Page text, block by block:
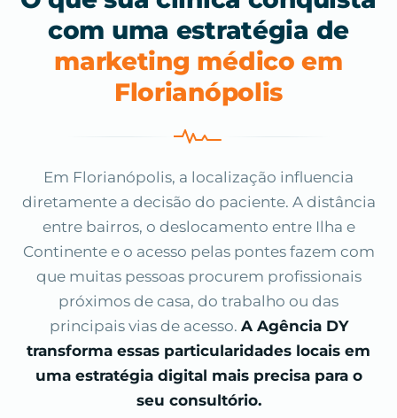
com uma estratégia de
marketing médico em
Florianópolis
Em Florianópolis, a localização influencia
diretamente a decisão do paciente. A distância
entre bairros, o deslocamento entre Ilha e
Continente e o acesso pelas pontes fazem com
que muitas pessoas procurem profissionais
próximos de casa, do trabalho ou das
principais vias de acesso. A Agência DY
transforma essas particularidades locais em
uma estratégia digital mais precisa para o
seu consultório.